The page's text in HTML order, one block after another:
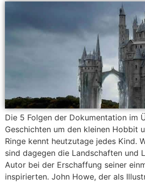
Die 5 Folgen der Dokumentation im
Geschichten um den kleinen Hobbit
Ringe kennt heutzutage jedes Kind.
sind dagegen die Landschaften und
Autor bei der Erschaffung seiner
inspirierten. John Howe, der als